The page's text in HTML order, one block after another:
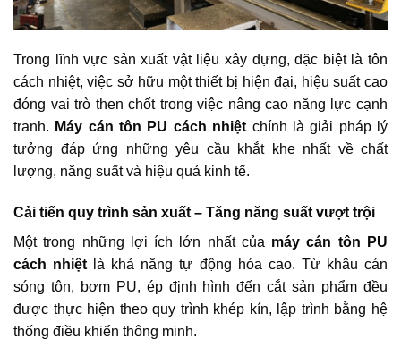
Trong lĩnh vực sản xuất vật liệu xây dựng, đặc biệt là tôn
cách nhiệt, việc sở hữu một thiết bị hiện đại, hiệu suất cao
đóng vai trò then chốt trong việc nâng cao năng lực cạnh
tranh. Máy cán tôn PU cách nhiệt chính là giải pháp lý
tưởng đáp ứng những yêu cầu khắt khe nhất về chất
lượng, năng suất và hiệu quả kinh tế.
Cải tiến quy trình sản xuất – Tăng năng suất vượt trội
Một trong những lợi ích lớn nhất của máy cán tôn PU
cách nhiệt là khả năng tự động hóa cao. Từ khâu cán
sóng tôn, bơm PU, ép định hình đến cắt sản phẩm đều
được thực hiện theo quy trình khép kín, lập trình bằng hệ
thống điều khiển thông minh.